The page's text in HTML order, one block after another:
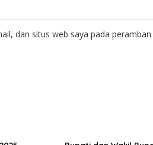
dan situs web saya pada